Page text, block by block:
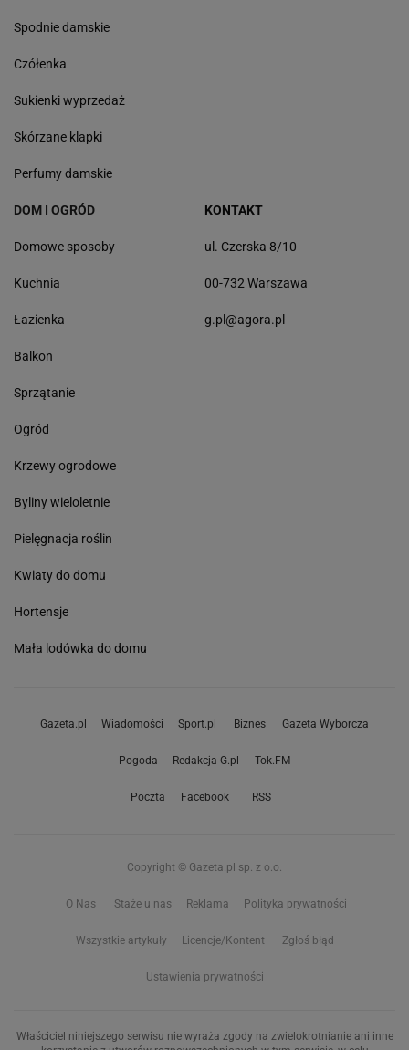
Spodnie damskie
Czółenka
Sukienki wyprzedaż
Skórzane klapki
Perfumy damskie
DOM I OGRÓD
Domowe sposoby
Kuchnia
Łazienka
Balkon
Sprzątanie
Ogród
Krzewy ogrodowe
Byliny wieloletnie
Pielęgnacja roślin
Kwiaty do domu
Hortensje
Mała lodówka do domu
KONTAKT
ul. Czerska 8/10
00-732 Warszawa
g.pl@agora.pl
Gazeta.pl Wiadomości Sport.pl Biznes Gazeta Wyborcza
Pogoda Redakcja G.pl Tok.FM
Poczta Facebook RSS
Copyright © Gazeta.pl sp. z o.o.
O Nas Staże u nas Reklama Polityka prywatności
Wszystkie artykuły Licencje/Kontent Zgłoś błąd
Ustawienia prywatności
Właściciel niniejszego serwisu nie wyraża zgody na zwielokrotnianie ani inne